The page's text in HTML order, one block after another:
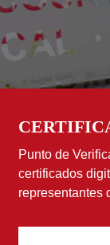
Punto de
certificados
representantes